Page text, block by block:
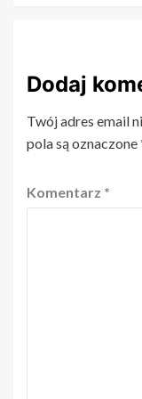
Dodaj
Twój adres email
pola są oznaczone
Komentarz *